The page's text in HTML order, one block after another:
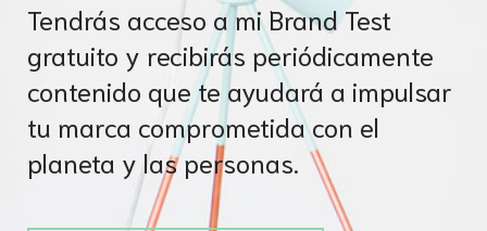
Tendrás acceso a mi Brand Test
gratuito y recibirás periódicamente
contenido que te ayudará a impulsar
tu marca comprometida con el
planeta y las personas.